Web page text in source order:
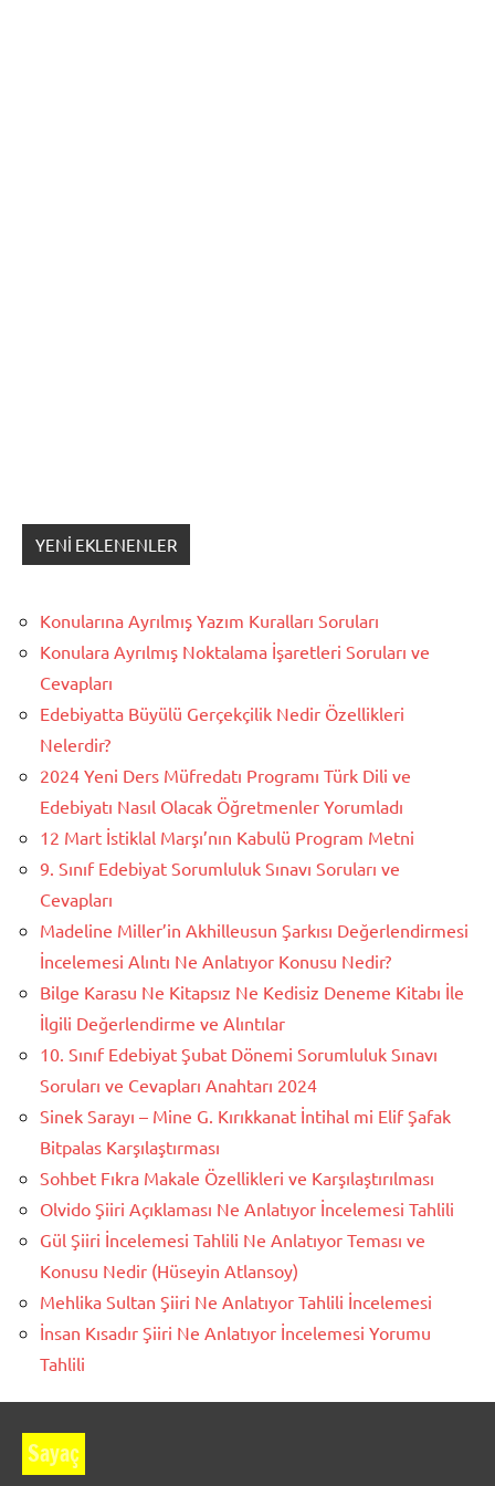
YENI EKLENENLER
Konularına Ayrılmış Yazım Kuralları Soruları
Konulara Ayrılmış Noktalama İşaretleri Soruları ve
Cevapları
Edebiyatta Büyülü Gerçekçilik Nedir Özellikleri
Nelerdir?
2024 Yeni Ders Müfredatı Programı Türk Dili ve
Edebiyatı Nasıl Olacak Öğretmenler Yorumladı
12 Mart İstiklal Marşı’nın Kabulü Program Metni
9. Sınıf Edebiyat Sorumluluk Sınavı Soruları ve
Cevapları
Madeline Miller’in Akhilleusun Şarkısı Değerlendirmesi
İncelemesi Alıntı Ne Anlatıyor Konusu Nedir?
Bilge Karasu Ne Kitapsız Ne Kedisiz Deneme Kitabı İle
İlgili Değerlendirme ve Alıntılar
10. Sınıf Edebiyat Şubat Dönemi Sorumluluk Sınavı
Soruları ve Cevapları Anahtarı 2024
Sinek Sarayı – Mine G. Kırıkkanat İntihal mi Elif Şafak
Bitpalas Karşılaştırması
Sohbet Fıkra Makale Özellikleri ve Karşılaştırılması
Olvido Şiiri Açıklaması Ne Anlatıyor İncelemesi Tahlili
Gül Şiiri İncelemesi Tahlili Ne Anlatıyor Teması ve
Konusu Nedir (Hüseyin Atlansoy)
Mehlika Sultan Şiiri Ne Anlatıyor Tahlili İncelemesi
İnsan Kısadır Şiiri Ne Anlatıyor İncelemesi Yorumu
Tahlili
Sayaç